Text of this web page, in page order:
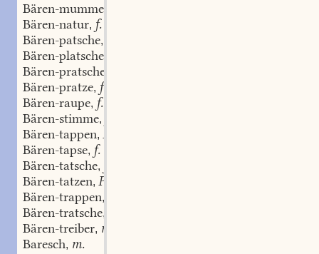
Bären-mummel
Bären-natur, f.
Bären-patsche,
Bären-platscher
Bären-pratsche
Bären-pratze, f.
Bären-raupe, f.
Bären-stimme,
Bären-tappen, Pl. (m.)
Bären-tapse, f.
Bären-tatsche,
Bären-tatzen, Pl. (f.)
Bären-trappen,
Bären-tratsche,
Bären-treiber, m.
Baresch, m.